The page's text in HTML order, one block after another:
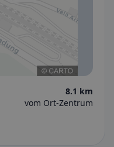
8.1 km
vom Ort-Zentrum